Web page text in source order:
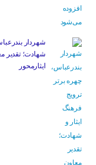
شهردار
شهادت؛ تقدیر
ایثارمحور